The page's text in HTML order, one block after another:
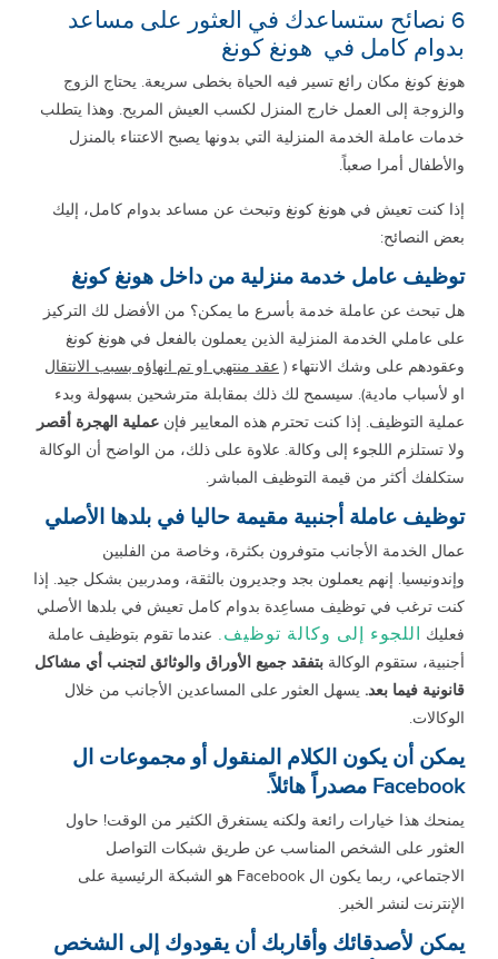
6 نصائح ستساعدك في العثور على مساعد
بدوام كامل في هونغ كونغ
هونغ كونغ مكان رائع تسير فيه الحياة بخطى سريعة. يحتاج الزوج
والزوجة إلى العمل خارج المنزل لكسب العيش المريح. وهذا يتطلب
خدمات عاملة الخدمة المنزلية التي بدونها يصبح الاعتناء بالمنزل
والأطفال أمرا صعباً.
إذا كنت تعيش في هونغ كونغ وتبحث عن مساعد بدوام كامل، إليك
بعض النصائح:
توظيف عامل خدمة منزلية من داخل هونغ كونغ
هل تبحث عن عاملة خدمة بأسرع ما يمكن؟ من الأفضل لك التركيز
على عاملي الخدمة المنزلية الذين يعملون بالفعل في هونغ كونغ
وعقودهم على وشك الانتهاء ( عقد منتهي او تم انهاؤه بسبب الانتقال
او لأسباب مادية). سيسمح لك ذلك بمقابلة مترشحين بسهولة وبدء
عملية التوظيف. إذا كنت تحترم هذه المعايير فإن عملية الهجرة أقصر
ولا تستلزم اللجوء إلى وكالة. علاوة على ذلك، من الواضح أن الوكالة
ستكلفك أكثر من قيمة التوظيف المباشر.
توظيف عاملة أجنبية مقيمة حاليا في بلدها الأصلي
عمال الخدمة الأجانب متوفرون بكثرة، وخاصة من الفلبين
وإندونيسيا. إنهم يعملون بجد وجديرون بالثقة، ومدربين بشكل جيد. إذا
كنت ترغب في توظيف مساعِدة بدوام كامل تعيش في بلدها الأصلي
فعليك اللجوء إلى وكالة توظيف. عندما تقوم بتوظيف عاملة
أجنبية، ستقوم الوكالة بتفقد جميع الأوراق والوثائق لتجنب أي مشاكل
قانونية فيما بعد. يسهل العثور على المساعدين الأجانب من خلال
الوكالات.
يمكن أن يكون الكلام المنقول أو مجموعات ال
Facebook مصدراً هائلاً.
يمنحك هذا خيارات رائعة ولكنه يستغرق الكثير من الوقت! حاول
العثور على الشخص المناسب عن طريق شبكات التواصل
الاجتماعي، ربما يكون ال Facebook هو الشبكة الرئيسية على
الإنترنت لنشر الخبر.
يمكن لأصدقائك وأقاربك أن يقودوك إلى الشخص